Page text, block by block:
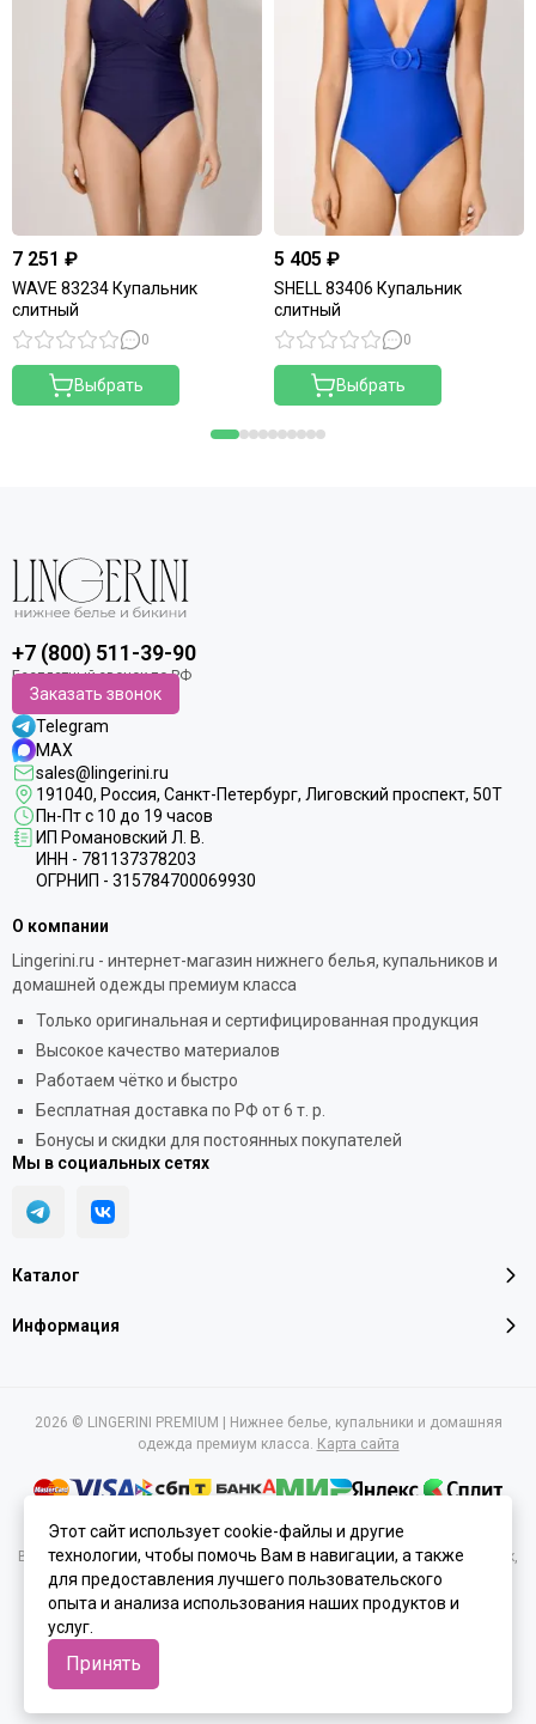
7 251 ₽
WAVE 83234 Купальник
слитный
0
Выбрать
5 405 ₽
SHELL 83406 Купальник
слитный
0
Выбрать
+7 (800) 511-39-90
Заказать звонок
Telegram
MAX
sales@lingerini.ru
191040, Россия, Санкт-Петербург, Лиговский проспект, 50Т
Пн-Пт с 10 до 19 часов
ИП Романовский Л. В.
ИНН - 781137378203
ОГРНИП - 315784700069930
Каталог
Информация
О компании
Lingerini.ru - интернет-магазин нижнего белья, купальников и
домашней одежды премиум класса
Только оригинальная и сертифицированная продукция
Высокое качество материалов
Работаем чётко и быстро
Бесплатная доставка по РФ от 6 т. р.
Бонусы и скидки для постоянных покупателей
Мы в социальных сетях
2026 © LINGERINI PREMIUM | Нижнее белье, купальники и домашняя
одежда премиум класса. Карта сайта
Вся представленная на сайте информация, касающаяся характеристик,
стоимости товаров и услуг, носит информационный характер и ни при
каких условиях не является публичной офертой, определяемой
положениями Статьи 437(2) Гражданского кодекса РФ.
Этот сайт использует cookie-файлы и другие
технологии, чтобы помочь Вам в навигации, а также
для предоставления лучшего пользовательского
опыта и анализа использования наших продуктов и
услуг.
Принять